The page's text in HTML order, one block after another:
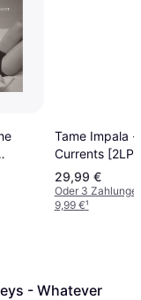
Tame Impala -
Currents [2LP]
29,99 €
Oder 3
9,99 €¹
- Whatever